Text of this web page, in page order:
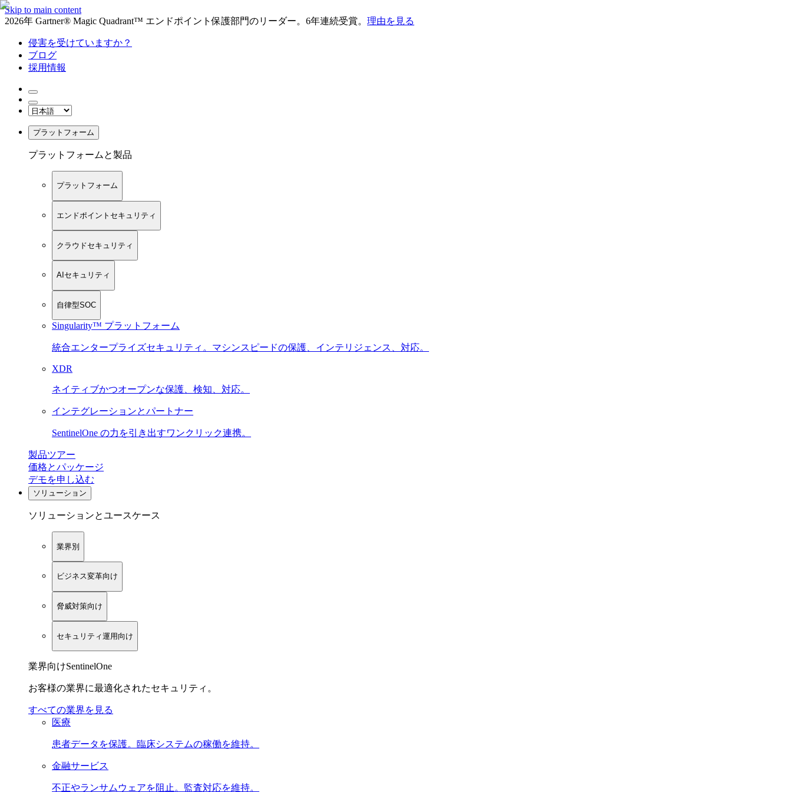
Skip to main content
2026年 Gartner® Magic Quadrant™ エンドポイント保護部門のリーダー。6年連続受賞。 理由を見る
侵害を受けていますか？
ブログ
採用情報
プラットフォーム
プラットフォームと製品
プラットフォーム
エンドポイントセキュリティ
クラウドセキュリティ
AIセキュリティ
自律型SOC
Singularity™ プラットフォーム
統合エンタープライズセキュリティ。マシンスピードの保護、インテリジェンス、対応。
XDR
ネイティブかつオープンな保護、検知、対応。
インテグレーションとパートナー
SentinelOne の力を引き出すワンクリック連携。
製品ツアー
価格とパッケージ
デモを申し込む
ソリューション
ソリューションとユースケース
業界別
ビジネス変革向け
脅威対策向け
セキュリティ運用向け
業界向けSentinelOne
お客様の業界に最適化されたセキュリティ。
すべての業界を見る
医療
患者データを保護。臨床システムの稼働を維持。
金融サービス
不正やランサムウェアを阻止。監査対応を維持。